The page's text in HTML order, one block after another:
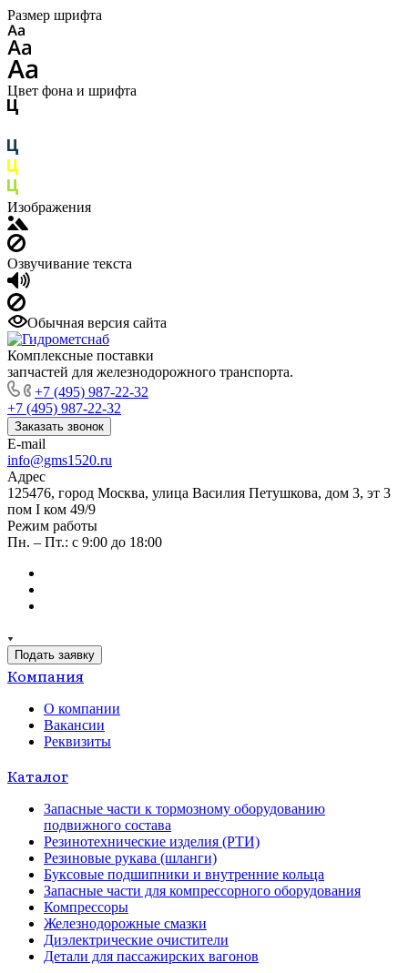
Размер шрифта
Цвет фона и шрифта
Изображения
Озвучивание текста
Обычная версия сайта
Комплексные поставки
запчастей для железнодорожного транспорта.
+7 (495) 987-22-32
+7 (495) 987-22-32
Заказать звонок
E-mail
info@gms1520.ru
Адрес
125476, город Москва, улица Василия Петушкова, дом 3, эт 3
пом I ком 49/9
Режим работы
Пн. – Пт.: с 9:00 до 18:00
Подать заявку
Компания
О компании
Вакансии
Реквизиты
Каталог
Запасные части к тормозному оборудованию
подвижного состава
Резинотехнические изделия (РТИ)
Резиновые рукава (шланги)
Буксовые подшипники и внутренние кольца
Запасные части для компрессорного оборудования
Компрессоры
Железнодорожные смазки
Диэлектрические очистители
Детали для пассажирских вагонов